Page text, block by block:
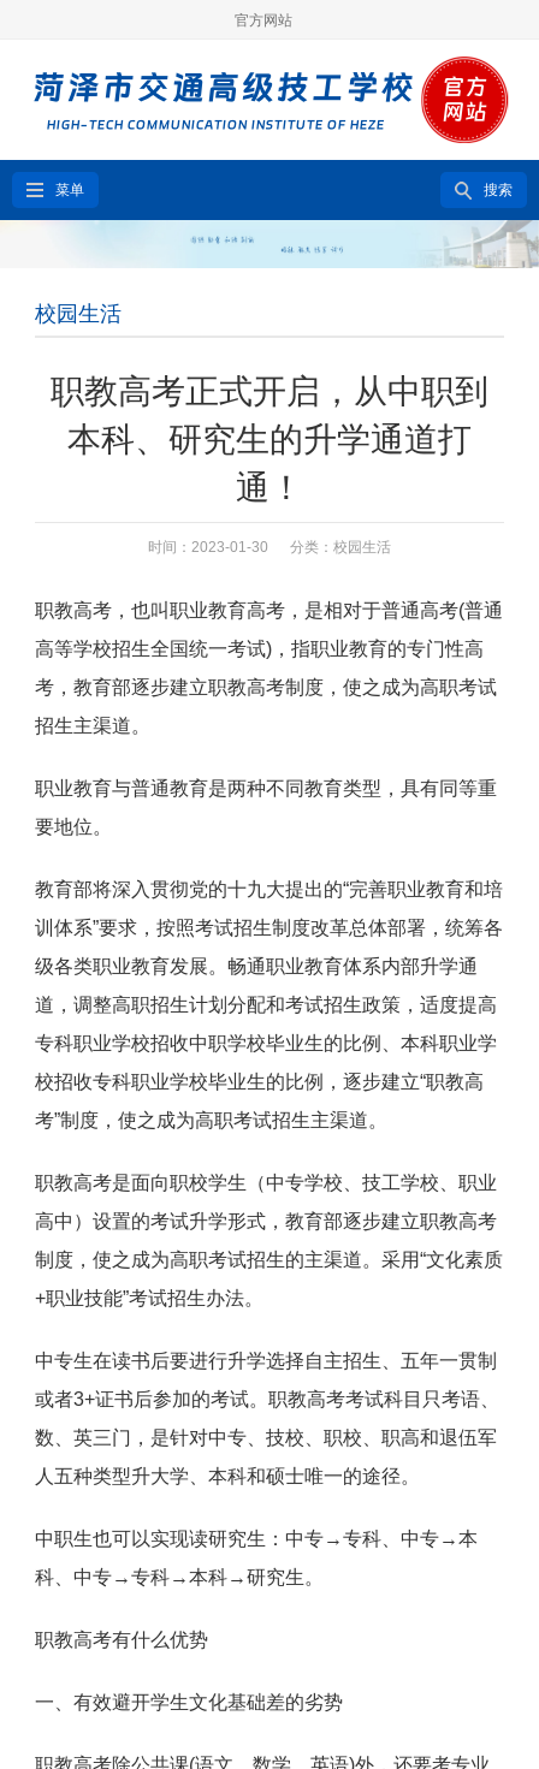
官方网站
菜单 搜索
校园生活
职教高考正式开启，从中职到
本科、研究生的升学通道打
通！
时间：2023-01-30 分类： 校园生活
职教高考，也叫职业教育高考，是相对于普通高考(普通
高等学校招生全国统一考试)，指职业教育的专门性高
考，教育部逐步建立职教高考制度，使之成为高职考试
招生主渠道。
职业教育与普通教育是两种不同教育类型，具有同等重
要地位。
教育部将深入贯彻党的十九大提出的“完善职业教育和培
训体系”要求，按照考试招生制度改革总体部署，统筹各
级各类职业教育发展。畅通职业教育体系内部升学通
道，调整高职招生计划分配和考试招生政策，适度提高
专科职业学校招收中职学校毕业生的比例、本科职业学
校招收专科职业学校毕业生的比例，逐步建立“职教高
考”制度，使之成为高职考试招生主渠道。
职教高考是面向职校学生（中专学校、技工学校、职业
高中）设置的考试升学形式，教育部逐步建立职教高考
制度，使之成为高职考试招生的主渠道。采用“文化素质
+职业技能”考试招生办法。
中专生在读书后要进行升学选择自主招生、五年一贯制
或者3+证书后参加的考试。职教高考考试科目只考语、
数、英三门，是针对中专、技校、职校、职高和退伍军
人五种类型升大学、本科和硕士唯一的途径。
中职生也可以实现读研究生：中专→专科、中专→本
科、中专→专科→本科→研究生。
职教高考有什么优势
一、有效避开学生文化基础差的劣势